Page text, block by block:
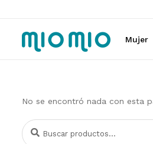
a
la
al
contenido
Mujer
No se encontró nada con esta
Buscar
por:
Buscar